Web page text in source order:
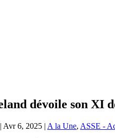
dévoile son XI
Avr 6, 2025 | A la Une, ASSE -